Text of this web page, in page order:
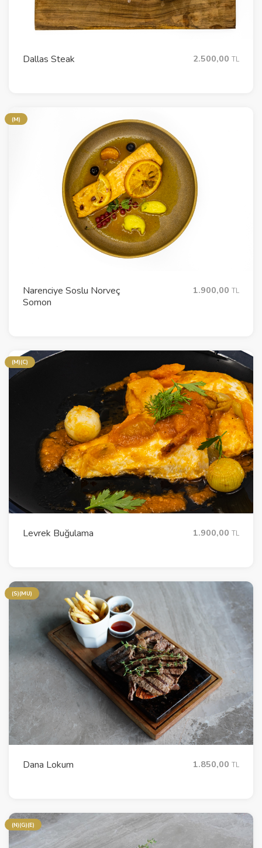
Dallas Steak 2.500,00 TL
(M)
Narenciye Soslu Norveç
Somon
1.900,00 TL
(M)(C)
Levrek Buğulama 1.900,00 TL
(S)(MU)
Dana Lokum 1.850,00 TL
(N)(G)(E)